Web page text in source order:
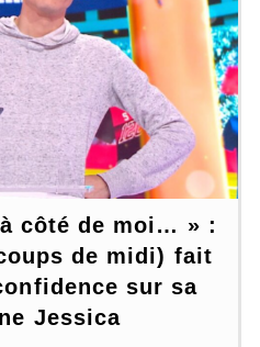
côté de moi… » :
de midi) fait
sur sa
Jessica